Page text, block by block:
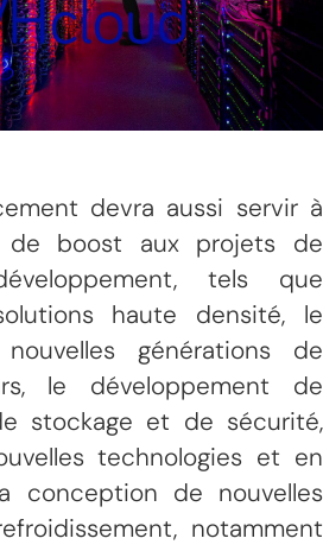
devra aussi servir à
boost aux projets de
tels que
haute densité, le
générations de
le développement de
stockage et de sécurité,
technologies et en
conception de nouvelles
notamment